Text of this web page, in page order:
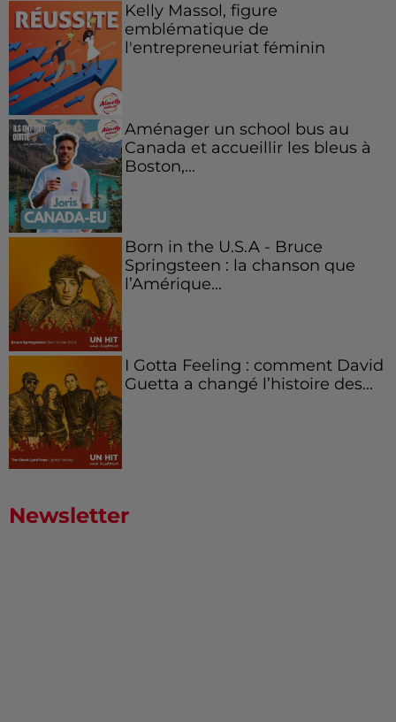
Kelly Massol, figure
emblématique de
l'entrepreneuriat féminin
Aménager un school bus au
Canada et accueillir les bleus à
Boston,...
Born in the U.S.A - Bruce
Springsteen : la chanson que
l’Amérique...
I Gotta Feeling : comment David
Guetta a changé l’histoire des...
Newsletter